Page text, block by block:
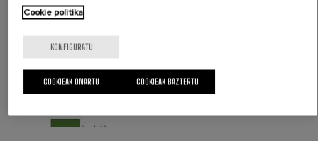
Cookie politika
KONFIGURATU
COOKIEAK BAZTERTU
COOKIEAK ONARTU